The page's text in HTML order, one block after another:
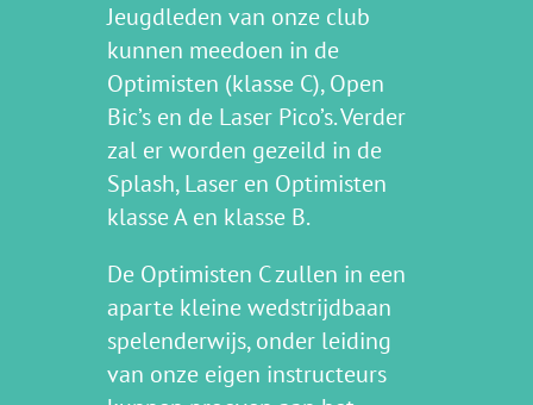
Jeugdleden van onze club
kunnen meedoen in de
Optimisten (klasse C), Open
Bic’s en de Laser Pico’s. Verder
zal er worden gezeild in de
Splash, Laser en Optimisten
klasse A en klasse B.
De Optimisten C zullen in een
aparte kleine wedstrijdbaan
spelenderwijs, onder leiding
van onze eigen instructeurs